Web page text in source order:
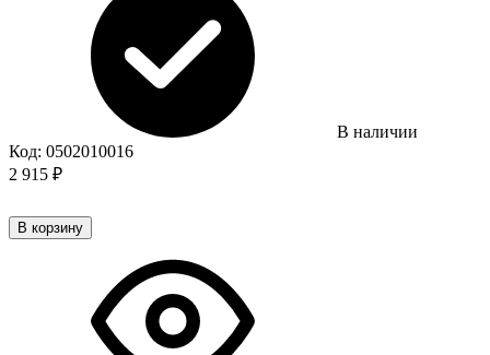
В наличии
Код: 0502010016
2 915 ₽
В корзину